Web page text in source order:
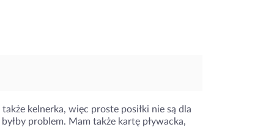
kelnerka, więc proste posiłki nie są dla
problem. Mam także kartę pływacka,